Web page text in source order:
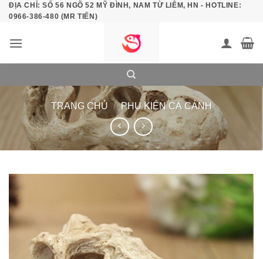
Bỏ
qua
dung
ĐỊA CHỈ: SỐ 56 NGÕ 52 MỸ ĐÌNH, NAM TỪ LIÊM, HN - HOTLINE:
0966-386-480 (MR TIẾN)
TRANG CHỦ / PHỤ KIỆN CÁ CẢNH